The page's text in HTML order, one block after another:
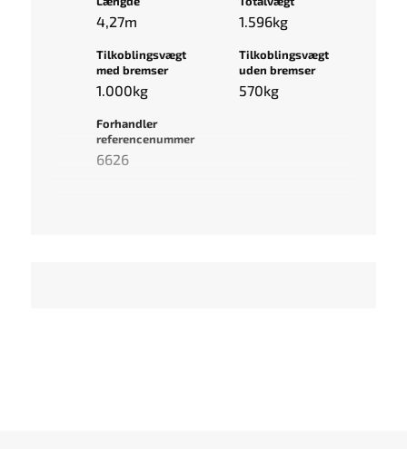
4,27m 1.596kg
Tilkoblingsvægt
med bremser
1.000kg
Tilkoblingsvægt
uden bremser
570kg
Forhandler
referencenummer
6626